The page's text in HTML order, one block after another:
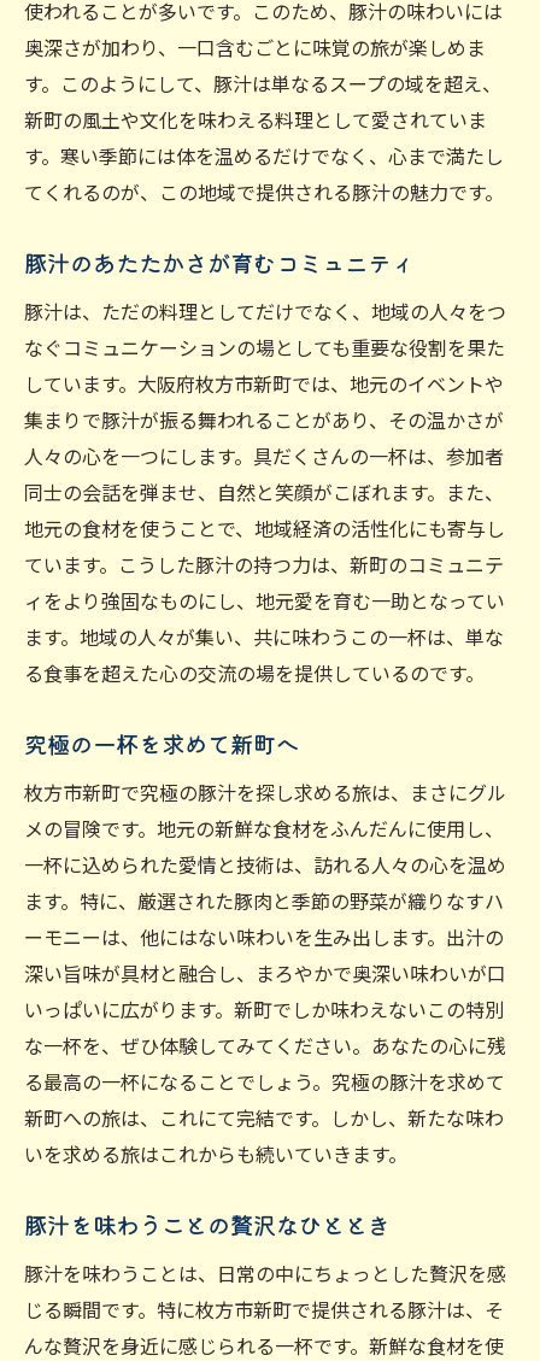
使われることが多いです。このため、豚汁の味わいには
奥深さが加わり、一口含むごとに味覚の旅が楽しめま
す。このようにして、豚汁は単なるスープの域を超え、
新町の風土や文化を味わえる料理として愛されていま
す。寒い季節には体を温めるだけでなく、心まで満たし
てくれるのが、この地域で提供される豚汁の魅力です。
豚汁のあたたかさが育むコミュニティ
豚汁は、ただの料理としてだけでなく、地域の人々をつ
なぐコミュニケーションの場としても重要な役割を果た
しています。大阪府枚方市新町では、地元のイベントや
集まりで豚汁が振る舞われることがあり、その温かさが
人々の心を一つにします。具だくさんの一杯は、参加者
同士の会話を弾ませ、自然と笑顔がこぼれます。また、
地元の食材を使うことで、地域経済の活性化にも寄与し
ています。こうした豚汁の持つ力は、新町のコミュニテ
ィをより強固なものにし、地元愛を育む一助となってい
ます。地域の人々が集い、共に味わうこの一杯は、単な
る食事を超えた心の交流の場を提供しているのです。
究極の一杯を求めて新町へ
枚方市新町で究極の豚汁を探し求める旅は、まさにグル
メの冒険です。地元の新鮮な食材をふんだんに使用し、
一杯に込められた愛情と技術は、訪れる人々の心を温め
ます。特に、厳選された豚肉と季節の野菜が織りなすハ
ーモニーは、他にはない味わいを生み出します。出汁の
深い旨味が具材と融合し、まろやかで奥深い味わいが口
いっぱいに広がります。新町でしか味わえないこの特別
な一杯を、ぜひ体験してみてください。あなたの心に残
る最高の一杯になることでしょう。究極の豚汁を求めて
新町への旅は、これにて完結です。しかし、新たな味わ
いを求める旅はこれからも続いていきます。
豚汁を味わうことの贅沢なひととき
豚汁を味わうことは、日常の中にちょっとした贅沢を感
じる瞬間です。特に枚方市新町で提供される豚汁は、そ
んな贅沢を身近に感じられる一杯です。新鮮な食材を使